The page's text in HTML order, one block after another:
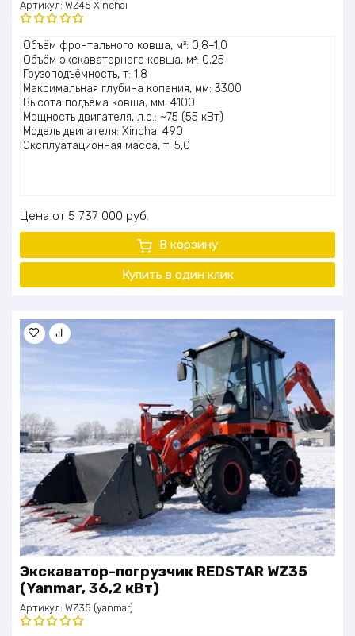
Артикул: WZ45 Xinchai
Оценка
5.00 из 5
Объём фронтального ковша, м³: 0,8–1,0
Объём экскаваторного ковша, м³: 0,25
Грузоподъёмность, т: 1,8
Максимальная глубина копания, мм: 3300
Высота подъёма ковша, мм: 4100
Мощность двигателя, л.с.: ~75 (55 кВт)
Модель двигателя: Xinchai 490
Эксплуатационная масса, т: 5,0
Цена 5 737 000 руб.
В корзину
Купить в один клик
Экскаватор-погрузчик REDSTAR WZ35
(Yanmar, 36,2 кВт)
Артикул: WZ35 (yanmar)